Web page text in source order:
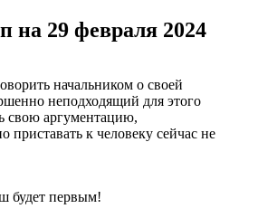
на 29 февраля 2024
начальником о своей
неподходящий для этого
свою аргументацию,
приставать к человеку сейчас не
будет первым!
невесты
без слов!
10 раз